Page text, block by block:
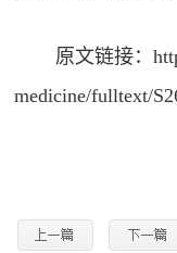
原文链接：
medicine/fulltext/